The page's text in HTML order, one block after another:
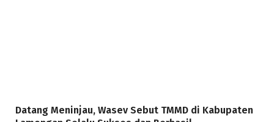
Datang Meninjau, Wasev Sebut TMMD di Kabupaten